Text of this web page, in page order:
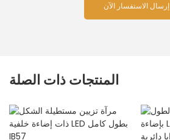
إرسال الاستفسار الآن
المنتجات ذات الصلة